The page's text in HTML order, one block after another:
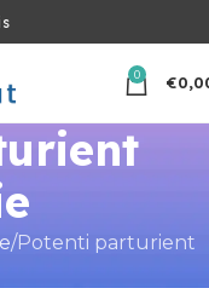
0 €
Potenti parturient